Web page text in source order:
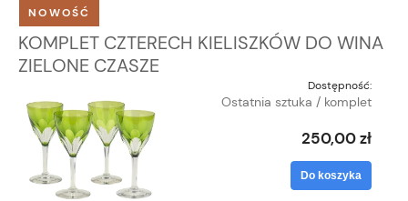
KOMPLET CZTERECH KIELISZKÓW DO WINA
ZIELONE CZASZE
Dostępność:
Ostatnia sztuka / komplet
250,00 zł
Do koszyka
NOWOŚĆ